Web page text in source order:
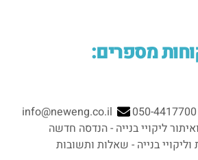
מספרים:
050-4417700
info@neweng.co.il
ואיתור ליקויי בנייה - הנדסה חדשה
וליקויי בנייה - שאלות ותשובות